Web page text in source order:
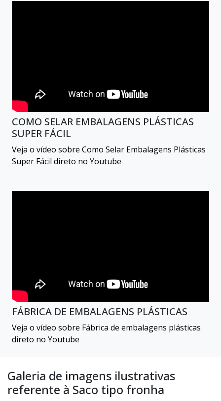
COMO SELAR EMBALAGENS PLÁSTICAS
SUPER FÁCIL
Veja o vídeo sobre Como Selar Embalagens Plásticas
Super Fácil direto no Youtube
FÁBRICA DE EMBALAGENS PLÁSTICAS
Veja o vídeo sobre Fábrica de embalagens plásticas
direto no Youtube
Galeria de imagens ilustrativas
referente à Saco tipo fronha